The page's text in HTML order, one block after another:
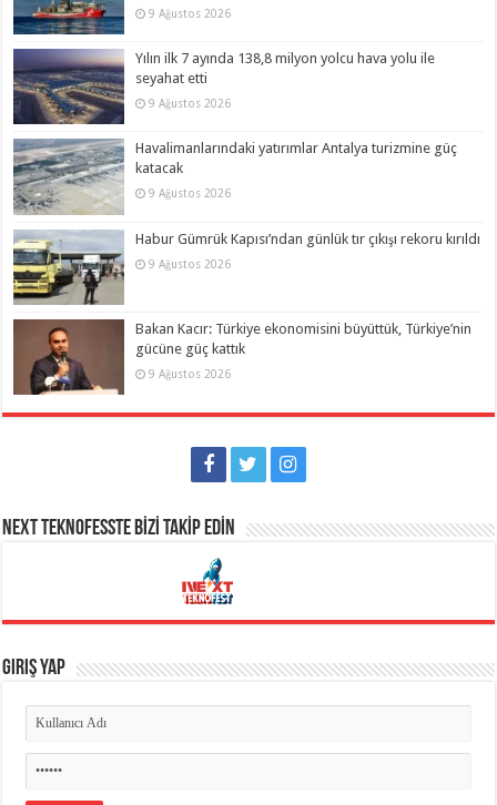
9 Ağustos 2026
Yılın ilk 7 ayında 138,8 milyon yolcu hava yolu ile
seyahat etti
9 Ağustos 2026
Havalimanlarındaki yatırımlar Antalya turizmine güç
katacak
9 Ağustos 2026
Habur Gümrük Kapısı’ndan günlük tır çıkışı rekoru kırıldı
9 Ağustos 2026
Bakan Kacır: Türkiye ekonomisini büyüttük, Türkiye’nin
gücüne güç kattık
9 Ağustos 2026
NEXT TEKNOFESSTE BİZİ TAKİP EDİN
Giriş Yap